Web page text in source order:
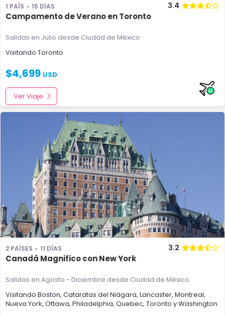
1 PAÍS 15 DÍAS 3.4
Campamento de Verano en Toronto
Salidas en Julio desde Ciudad de México
Visitando Toronto
$4,699 USD
Ver Viaje
2 PAÍSES 11 DÍAS 3.2
Canadá Magnifico con New York
Salidas en Agosto - Diciembre desde Ciudad de México
Visitando Boston, Cataratas del Niágara, Lancaster, Montreal,
Nueva York, Ottawa, Philadelphia, Quebec, Toronto yWashington